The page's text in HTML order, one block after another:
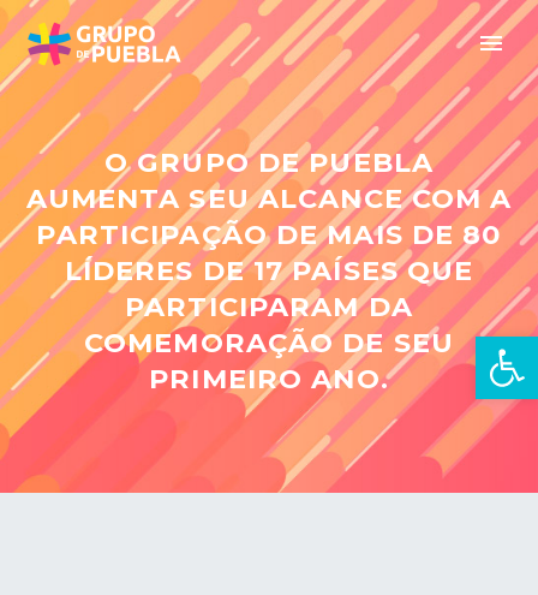
O GRUPO DE PUEBLA
AUMENTA SEU ALCANCE COM A
PARTICIPAÇÃO DE MAIS DE 80
LÍDERES DE 17 PAÍSES QUE
PARTICIPARAM DA
COMEMORAÇÃO DE SEU
PRIMEIRO ANO.